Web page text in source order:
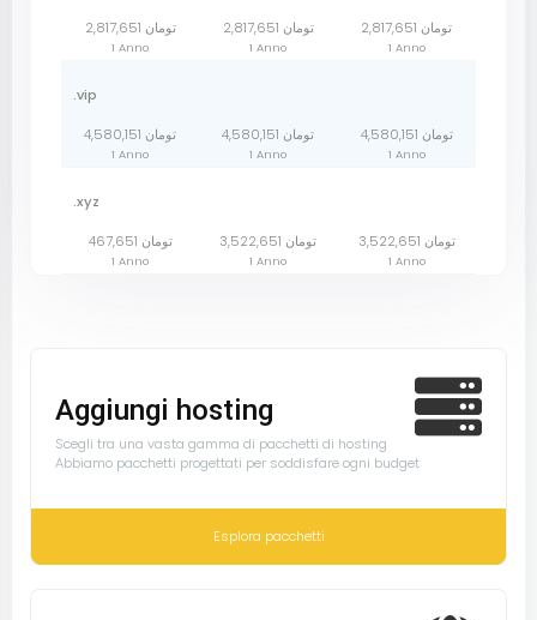
2,817,651 تومان
1 Anno
2,817,651 تومان
1 Anno
2,817,651 تومان
1 Anno
.vip
4,580,151 تومان
1 Anno
4,580,151 تومان
1 Anno
4,580,151 تومان
1 Anno
.xyz
467,651 تومان
1 Anno
3,522,651 تومان
1 Anno
3,522,651 تومان
1 Anno
Aggiungi hosting
Scegli tra una vasta gamma di pacchetti di hosting
Abbiamo pacchetti progettati per soddisfare ogni budget
Esplora pacchetti